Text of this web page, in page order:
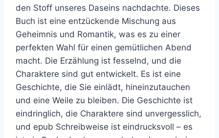
den Stoff unseres Daseins nachdachte. Dieses
Buch ist eine entzückende Mischung aus
Geheimnis und Romantik, was es zu einer
perfekten Wahl für einen gemütlichen Abend
macht. Die Erzählung ist fesselnd, und die
Charaktere sind gut entwickelt. Es ist eine
Geschichte, die Sie einlädt, hineinzutauchen
und eine Weile zu bleiben. Die Geschichte ist
eindringlich, die Charaktere sind unvergesslich,
und epub Schreibweise ist eindrucksvoll – es